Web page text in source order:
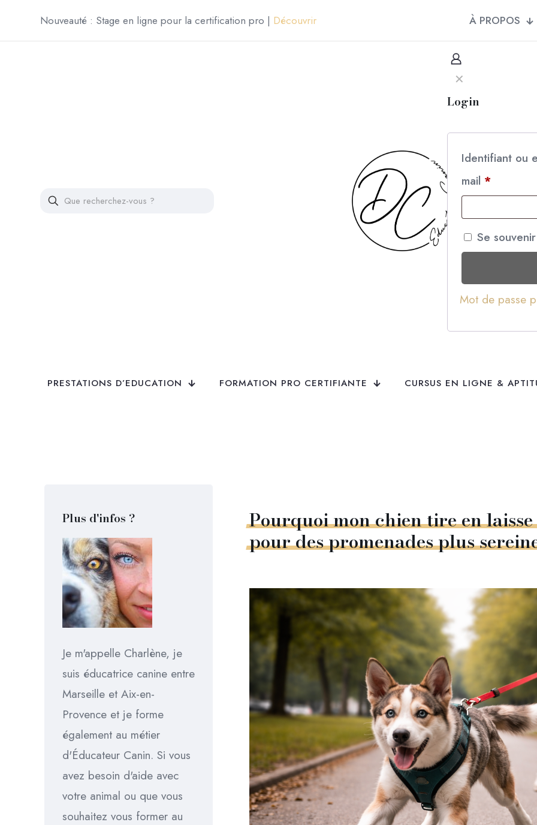
Nouveauté : Stage en ligne pour la certification pro | Découvrir À PROPOS
✕
Login
Identifiant ou
mail *
Se
Mot de passe
PRESTATIONS D’EDUCATION FORMATION PRO CERTIFIANTE CURSUS EN LIGNE &
Plus d'infos ?
Je m'appelle Charlène, je
suis éducatrice canine entre
Marseille et Aix-en-
Provence et je forme
également au métier
d'Éducateur Canin. Si vous
avez besoin d'aide avec
votre animal ou que vous
souhaitez vous former au
Pourquoimonchientireenlaisse
pourdespromenadesplus